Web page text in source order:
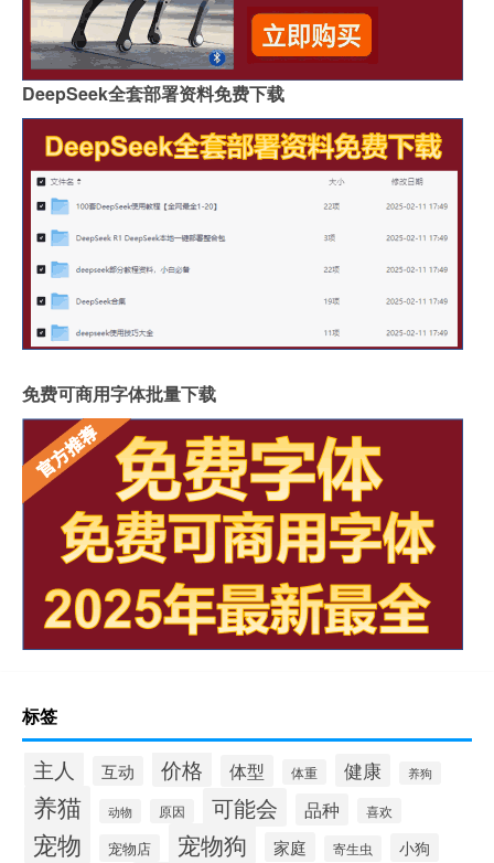
DeepSeek全套部署资料免费下载
免费可商用字体批量下载
标签
主人 互动 价格 体型 体重 健康 养狗
养猫 动物 原因 可能会 品种 喜欢
宠物 宠物店 宠物狗 家庭 寄生虫 小狗